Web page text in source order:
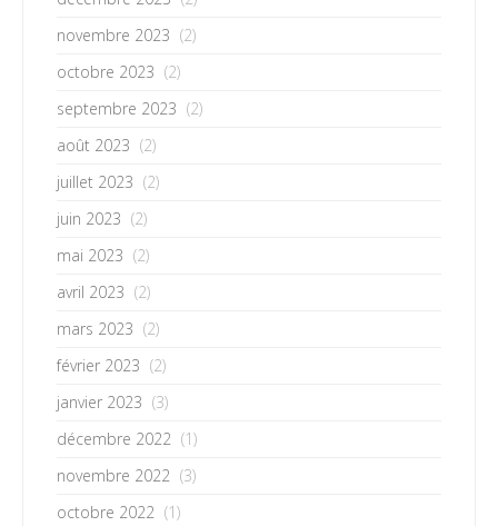
novembre 2023 (2)
octobre 2023 (2)
septembre 2023 (2)
août 2023 (2)
juillet 2023 (2)
juin 2023 (2)
mai 2023 (2)
avril 2023 (2)
mars 2023 (2)
février 2023 (2)
janvier 2023 (3)
décembre 2022 (1)
novembre 2022 (3)
octobre 2022 (1)